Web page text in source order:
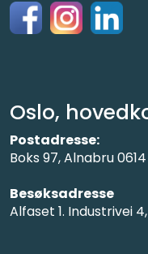
Oslo,
Postadresse:
Boks 97, Alnabru
Besøksadresse
Alfaset 1. Industrivei